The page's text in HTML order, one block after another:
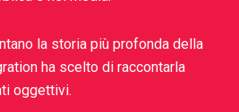
la storia più profonda della
ha scelto di raccontarla
oggettivi.